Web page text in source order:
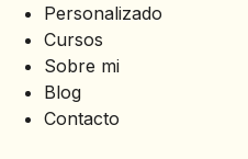
Personalizado
Cursos
Sobre mi
Blog
Contacto